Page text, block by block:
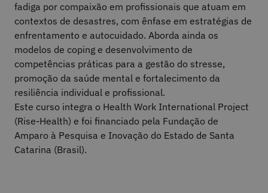
fadiga por compaixão em profissionais que atuam em
contextos de desastres, com ênfase em estratégias de
enfrentamento e autocuidado. Aborda ainda os
modelos de coping e desenvolvimento de
competências práticas para a gestão do stresse,
promoção da saúde mental e fortalecimento da
resiliência individual e profissional.
Este curso integra o Health Work International Project
(Rise-Health) e foi financiado pela Fundação de
Amparo à Pesquisa e Inovação do Estado de Santa
Catarina (Brasil).